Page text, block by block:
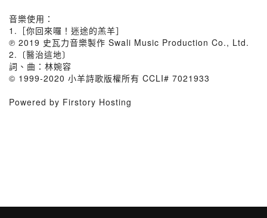
音樂使用：
1.［你回來囉！迷途的羔羊］
℗ 2019 史瓦力音樂製作 Swali Music Production Co., Ltd.
2.〔醫治這地〕
詞、曲：林婉容
© 1999-2020 小羊詩歌版權所有 CCLI# 7021933
Powered by Firstory Hosting